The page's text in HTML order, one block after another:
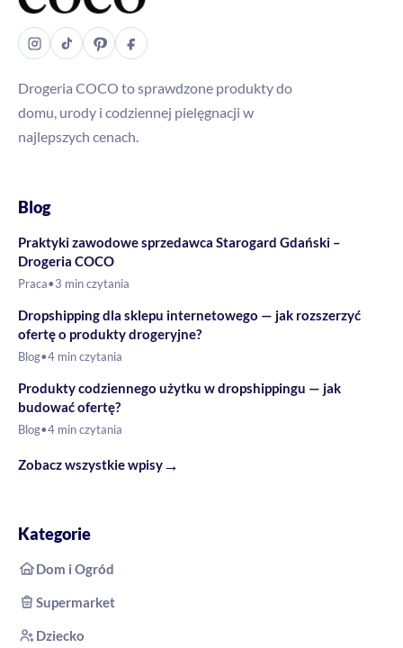
Drogeria COCO to sprawdzone produkty do
domu, urody i codziennej pielęgnacji w
najlepszych cenach.
Blog
Praktyki zawodowe sprzedawca Starogard Gdański –
Drogeria COCO
Praca•3 min czytania
Dropshipping dla sklepu internetowego — jak rozszerzyć
ofertę o produkty drogeryjne?
Blog•4 min czytania
Produkty codziennego użytku w dropshippingu — jak
budować ofertę?
Blog•4 min czytania
Zobacz wszystkie wpisy→
Kategorie
Dom i Ogród
Supermarket
Dziecko